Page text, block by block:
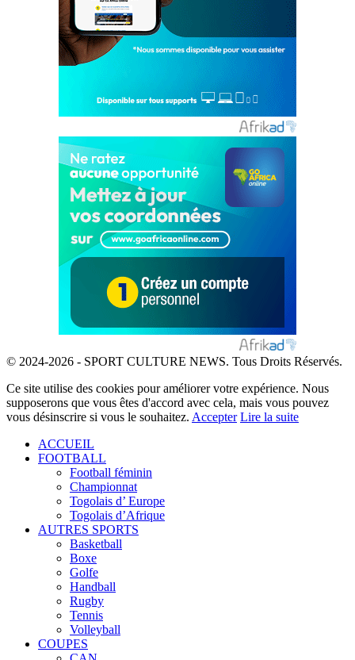
© 2024-2026 - SPORT CULTURE NEWS. Tous Droits Réservés.
Ce site utilise des cookies pour améliorer votre expérience. Nous
supposerons que vous êtes d'accord avec cela, mais vous pouvez
vous désinscrire si vous le souhaitez. Accepter Lire la suite
ACCUEIL
FOOTBALL
Football féminin
Championnat
Togolais d’ Europe
Togolais d’Afrique
AUTRES SPORTS
Basketball
Boxe
Golfe
Handball
Rugby
Tennis
Volleyball
COUPES